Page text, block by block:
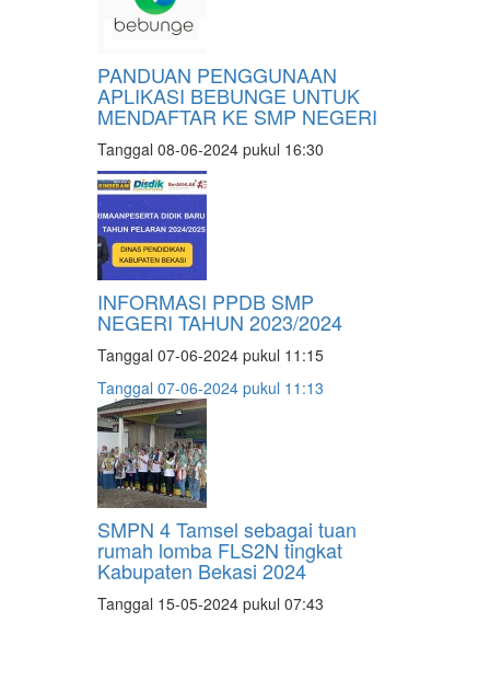
PANDUAN PENGGUNAAN
APLIKASI BEBUNGE UNTUK
MENDAFTAR KE SMP NEGERI
Tanggal 08-06-2024 pukul 16:30
INFORMASI PPDB SMP
NEGERI TAHUN 2023/2024
Tanggal 07-06-2024 pukul 11:15
Tanggal 07-06-2024 pukul 11:13
SMPN 4 Tamsel sebagai tuan
rumah lomba FLS2N tingkat
Kabupaten Bekasi 2024
Tanggal 15-05-2024 pukul 07:43